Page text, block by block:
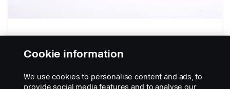
Sovitin MINI DIN - Orlaco 4 nastaa.
Osanumero:2660325
Cookie information
We use cookies to personalise content and ads, to
provide social media features and to analyse our